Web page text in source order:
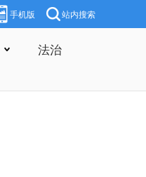
手机版 站内搜索
法治